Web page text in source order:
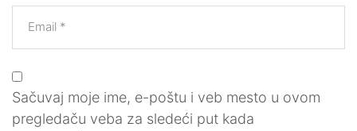
Email *
Sačuvaj moje ime, e-poštu i veb mesto u ovom
pregledaču veba za sledeći put kada